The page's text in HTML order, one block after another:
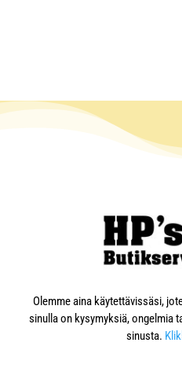
Olemme aina käytettävissäsi,
sinulla on kysymyksiä, ongelmia
sinusta.